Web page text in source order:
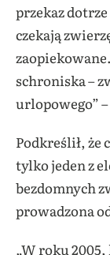
przekaz
czekają
schroniska –
urlopowego”
Podkreślił, że
tylko jeden z
bezdomnych
prowadzona
„W roku